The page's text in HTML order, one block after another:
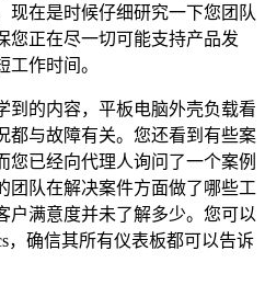
现在是时候仔细研究一下您团队
您正在尽一切可能支持产品发
作时间。
到的内容，平板电脑外壳负载看
都与故障有关。您还看到有些案
您已经向代理人询问了一个案例
团队在解决案件方面做了哪些工
户满意度并未了解多少。您可以
，确信其所有仪表板都可以告诉